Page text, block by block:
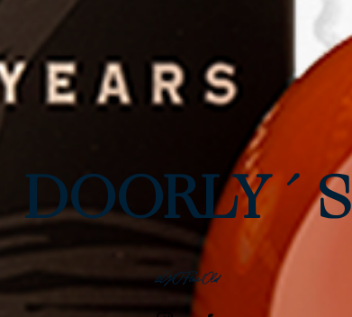
DOORLY´S
12YO Fine Old